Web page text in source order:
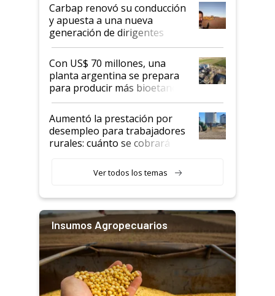
Carbap renovó su conducción
y apuesta a una nueva
generación de dirigentes
rurales
Con US$ 70 millones, una
planta argentina se prepara
para producir más bioetanol
que nunca
Aumentó la prestación por
desempleo para trabajadores
rurales: cuánto se cobrará
Ver todos los temas
Insumos Agropecuarios